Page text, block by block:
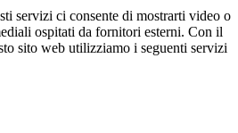
servizi ci consente di mostrarti video o
ospitati da fornitori esterni. Con il
sito web utilizziamo i seguenti servizi